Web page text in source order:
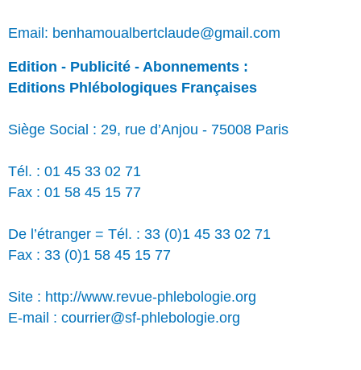
Email: benhamoualbertclaude@gmail.com
Edition - Publicité - Abonnements :
Editions Phlébologiques Françaises
Siège Social : 29, rue d’Anjou - 75008 Paris
Tél. : 01 45 33 02 71
Fax : 01 58 45 15 77
De l’étranger = Tél. : 33 (0)1 45 33 02 71
Fax : 33 (0)1 58 45 15 77
Site : http://www.revue-phlebologie.org
E-mail : courrier@sf-phlebologie.org